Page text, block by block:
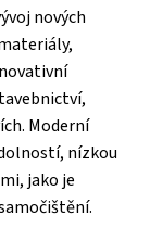
nových
Moderní
nízkou
jako je